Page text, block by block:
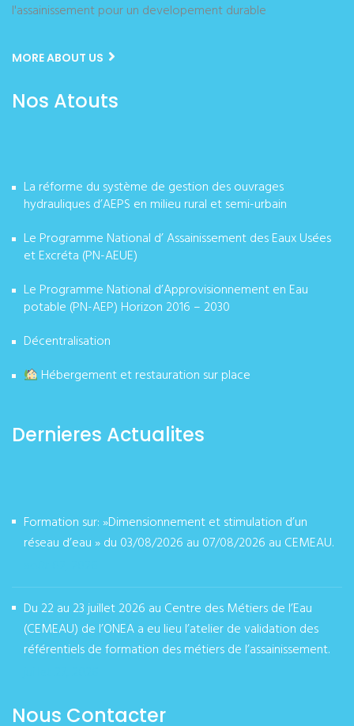
l'assainissement pour un developement durable
MORE ABOUT US
Nos Atouts
La réforme du système de gestion des ouvrages
hydrauliques d’AEPS en milieu rural et semi-urbain
Le Programme National d’ Assainissement des Eaux Usées
et Excréta (PN-AEUE)
Le Programme National d’Approvisionnement en Eau
potable (PN-AEP) Horizon 2016 – 2030
Décentralisation
Hébergement et restauration sur place
Dernieres Actualites
Formation sur: »Dimensionnement et stimulation d’un
réseau d’eau » du 03/08/2026 au 07/08/2026 au CEMEAU.
Du 22 au 23 juillet 2026 au Centre des Métiers de l’Eau
(CEMEAU) de l’ONEA a eu lieu l’atelier de validation des
référentiels de formation des métiers de l’assainissement.
Nous Contacter